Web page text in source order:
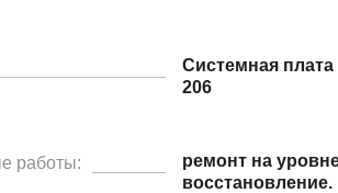
Системная плата
206
работы:
ремонт на
восстановление.